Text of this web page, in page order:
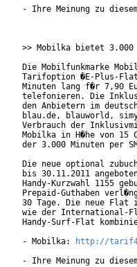
- Ihre Meinung zu
>> Mobilka bietet 3.000
Die Mobilfunkmarke
Tarifoption �E-Plus-Flat
Minuten lang f�r 7,90
telefonieren. Die
den Anbietern im
blau.de, blauworld,
Verbrauch der
Mobilka in H�he von 15
der 3.000 Minuten per
Die neue optional
bis 30.11.2011
Handy-Kurzwahl 1155
Prepaid-Guthaben
30 Tage. Die neue Flat
wie der International-
Handy-Surf-Flat
- Mobilka:
http://
- Ihre Meinung zu